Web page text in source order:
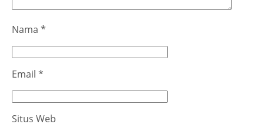
Nama *
Email *
Situs Web